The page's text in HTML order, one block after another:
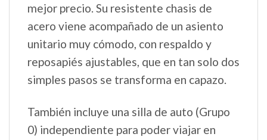
mejor precio. Su resistente chasis de
acero viene acompañado de un asiento
unitario muy cómodo, con respaldo y
reposapiés ajustables, que en tan solo dos
simples pasos se transforma en capazo.
También incluye una silla de auto (Grupo
0) independiente para poder viajar en